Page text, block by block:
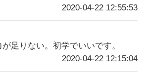
2020-04-22 12:55:53
足りない。初学でいいです。
2020-04-22 12:15:04